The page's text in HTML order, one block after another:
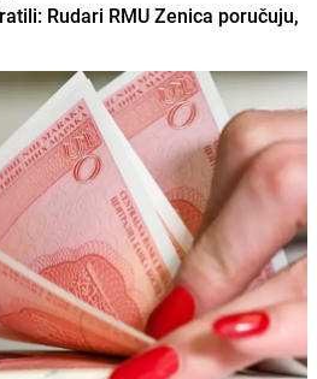
Rudari RMU Zenica poručuju,